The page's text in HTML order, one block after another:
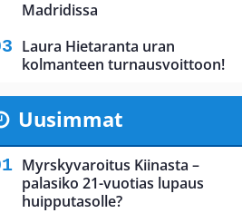
Madridissa
Laura Hietaranta uran
kolmanteen turnausvoittoon!
Uusimmat
Myrskyvaroitus Kiinasta –
palasiko 21-vuotias lupaus
huipputasolle?